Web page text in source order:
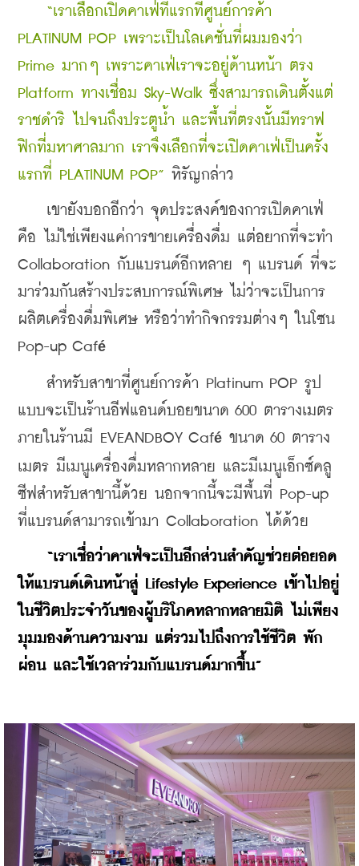
“เราเลือกเปิดคาเฟ่ที่แรกที่ศูนย์การค้า
PLATINUM POP เพราะเป็นโลเคชั่นที่ผมมองว่า
Prime มากๆ เพราะคาเฟ่เราจะอยู่ด้านหน้า ตรง
Platform ทางเชื่อม Sky-Walk ซึ่งสามารถเดินตั้งแต่
ราชดําริ ไปจนถึงประตูน้ำ และพื้นที่ตรงนั้นมีทราฟ
ฟิกที่มหาศาลมาก เราจึงเลือกที่จะเปิดคาเฟ่เป็นครั้ง
แรกที่ PLATINUM POP” หิรัญกล่าว
เขายังบอกอีกว่า จุดประสงค์ของการเปิดคาเฟ่
คือ ไม่ใช่เพียงแค่การขายเครื่องดื่ม แต่อยากที่จะทำ
Collaboration กับแบรนด์อีกหลาย ๆ แบรนด์ ที่จะ
มาร่วมกันสร้างประสบการณ์พิเศษ ไม่ว่าจะเป็นการ
ผลิตเครื่องดื่มพิเศษ หรือว่าทำกิจกรรมต่างๆ ในโซน
Pop-up Café
สำหรับสาขาที่ศูนย์การค้า Platinum POP รูป
แบบจะเป็นร้านอีฟแอนด์บอยขนาด 600 ตารางเมตร
ภายในร้านมี EVEANDBOY Café
ขนาด 60 ตาราง
เมตร มีเมนูเครื่องดื่มหลากหลาย และมีเมนูเอ็กซ์คลู
ซีฟสำหรับสาขานี้ด้วย นอกจากนี้จะมีพื้นที่ Pop-up
ที่แบรนด์สามารถเข้ามา Collaboration ได้ด้วย
“เราเชื่อว่าคาเฟ่จะเป็นอีกส่วนสำคัญช่วยต่อยอด
ให้แบรนด์เดินหน้าสู่ Lifestyle Experience เข้าไปอยู่
ในชีวิตประจำวันของผู้บริโภคหลากหลายมิติ ไม่เพียง
มุมมองด้านความงาม แต่รวมไปถึงการใช้ชีวิต พัก
ผ่อน และใช้เวลาร่วมกับแบรนด์มากขึ้น”